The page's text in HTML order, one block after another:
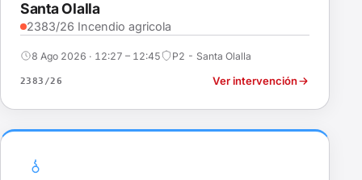
Santa Olalla
2383/26 Incendio agricola
8 Ago 2026 · 12:27 – 12:45 P2 - Santa Olalla
2383/26 Ver intervención